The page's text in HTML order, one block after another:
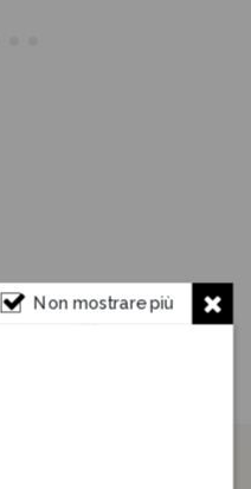
Non mostrare più